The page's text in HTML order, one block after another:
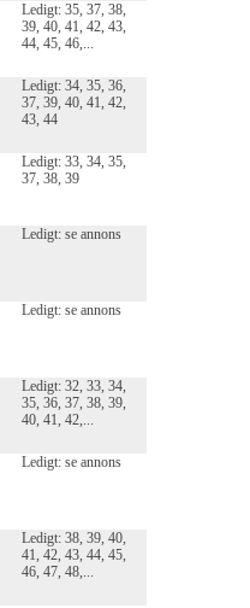
Ledigt: 35, 37, 38,
39, 40, 41, 42, 43,
44, 45, 46,...
Ledigt: 34, 35, 36,
37, 39, 40, 41, 42,
43, 44
Ledigt: 33, 34, 35,
37, 38, 39
Ledigt: se annons
Ledigt: se annons
Ledigt: 32, 33, 34,
35, 36, 37, 38, 39,
40, 41, 42,...
Ledigt: se annons
Ledigt: 38, 39, 40,
41, 42, 43, 44, 45,
46, 47, 48,...